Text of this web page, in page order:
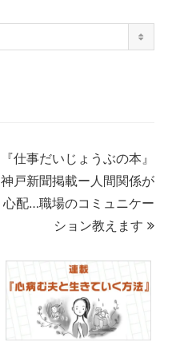
『仕事だいじょうぶの本』
神戸新聞掲載ー人間関係が
心配…職場のコミュニケー
ション教えます